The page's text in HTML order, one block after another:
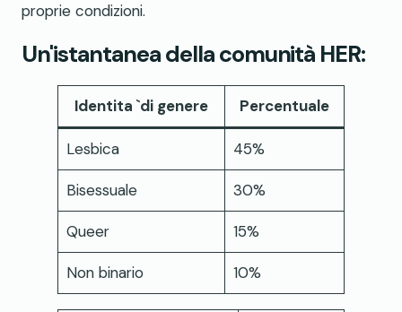
proprie condizioni.
Un'istantanea della comunità HER:
Identita `di genere Percentuale
Lesbica 45%
Bisessuale 30%
Queer 15%
Non binario 10%